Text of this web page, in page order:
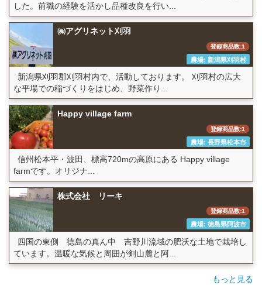
した。前職の経験を活かし品種改良を行い...
㈱アグリネット刈羽
登録商品数:1
農場: 新潟県刈羽村
新潟県刈羽郡刈羽村内で、活動しております。 刈羽村の広大
な平場での稲づくりをはじめ、野菜作り...
Happy village farm
登録商品数:1
農場: 長野県松本市
信州松本平・波田、標高720mの高原にある Happy village
farmです。オリジナ...
株式会社 リーキ
登録商品数:1
農場: 徳島県阿波市
四国の東側 徳島の真ん中 吉野川流域の肥沃な土地で栽培し
ています。温暖な気候と周囲が剣山麓と阿...
もっと見る